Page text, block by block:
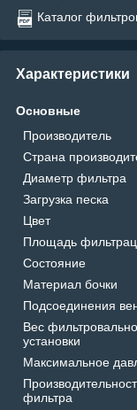
Каталог
Характеристики
Основные
Производитель
Страна
Диаметр фильтра
Загрузка песка
Цвет
Площадь
Состояние
Материал бочки
Подсоединения
Вес
установки
Максимальное
фильтра